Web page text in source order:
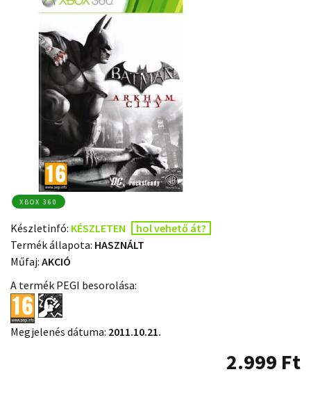
XBOX 360
Készletinfó: KÉSZLETEN
hol vehető át?
Termék állapota: HASZNÁLT
Műfaj: AKCIÓ
A termék PEGI besorolása:
Megjelenés dátuma: 2011.10.21.
2.999 Ft